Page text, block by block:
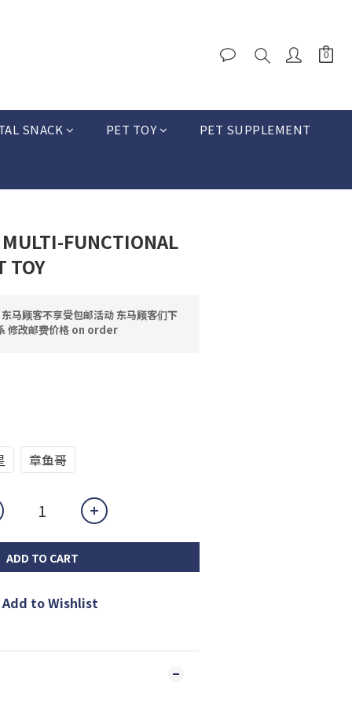
SNACK PET TOY PET SUPPLEMENT
FUNCTIONAL
TOY
马顾客不享受包邮活动 东马顾客们下
修改邮费价格 on order
章鱼哥
ADD TO CART
Add to Wishlist